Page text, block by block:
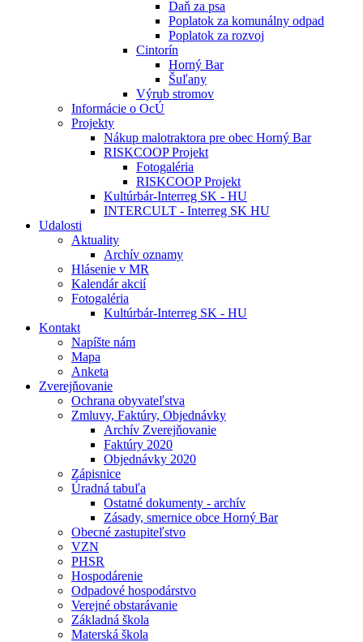
Daň za psa
Poplatok za komunálny odpad
Poplatok za rozvoj
Cintorín
Horný Bar
Šuľany
Výrub stromov
Informácie o OcÚ
Projekty
Nákup malotraktora pre obec Horný Bar
RISKCOOP Projekt
Fotogaléria
RISKCOOP Projekt
Kultúrbár-Interreg SK - HU
INTERCULT - Interreg SK HU
Udalosti
Aktuality
Archív oznamy
Hlásenie v MR
Kalendár akcií
Fotogaléria
Kultúrbár-Interreg SK - HU
Kontakt
Napíšte nám
Mapa
Anketa
Zverejňovanie
Ochrana obyvateľstva
Zmluvy, Faktúry, Objednávky
Archív Zverejňovanie
Faktúry 2020
Objednávky 2020
Zápisnice
Úradná tabuľa
Ostatné dokumenty - archív
Zásady, smernice obce Horný Bar
Obecné zastupiteľstvo
VZN
PHSR
Hospodárenie
Odpadové hospodárstvo
Verejné obstarávanie
Základná škola
Materská škola